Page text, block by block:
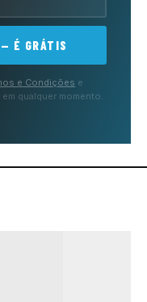
É GRÁTIS
e Condições e
em qualquer momento.